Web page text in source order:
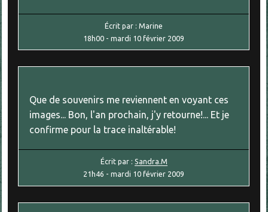
Écrit par :Marine
18h00 -mardi 10 février 2009
Que de souvenirs me reviennent en voyant ces
images... Bon, l'an prochain, j'y retourne!... Et je
confirme pour la trace inaltérable!
Écrit par : Sandra.M
21h46 -mardi 10 février 2009